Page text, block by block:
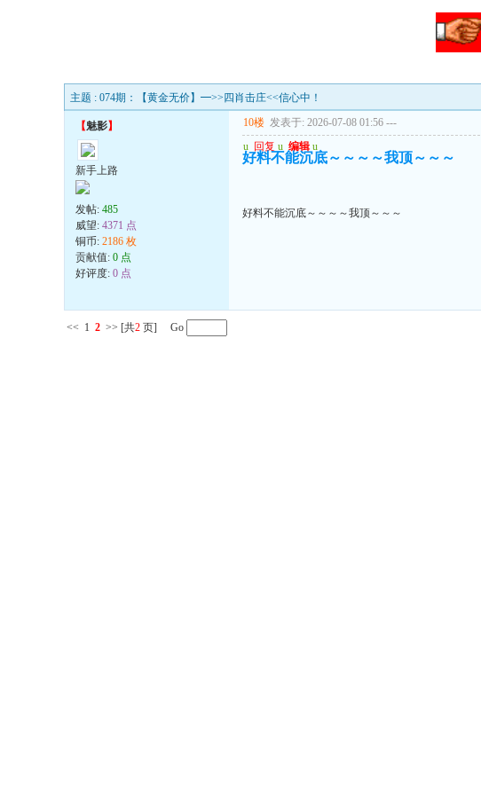
主题 : 074期：【黄金无价】━>>四肖击庄<<信心中！
【魅影】
新手上路
发帖: 485
威望: 4371 点
铜币: 2186 枚
贡献值: 0 点
好评度: 0 点
10楼 发表于: 2026-07-08 01:56 ---
u 回复 u 编辑 u
好料不能沉底～～～～我顶～～～
好料不能沉底～～～～我顶～～～
<< 1 2 >> [共2 页] Go